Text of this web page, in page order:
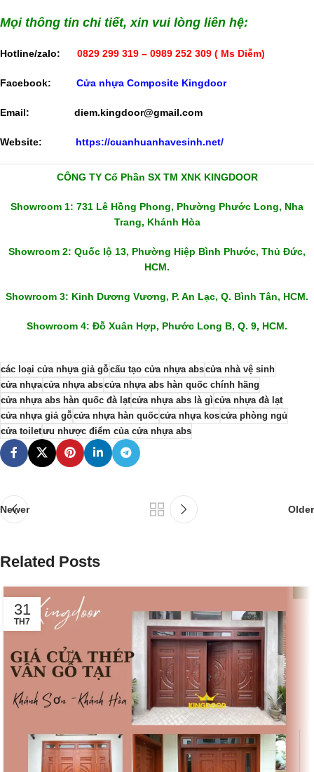
Mọi thông tin chi tiết, xin vui lòng liên hệ:
Hotline/zalo: 0829 299 319 – 0989 252 309 ( Ms Diễm)
Facebook: Cửa nhựa Composite Kingdoor
Email: diem.kingdoor@gmail.com
Website: https://cuanhuanhavesinh.net/
CÔNG TY Cổ Phần SX TM XNK KINGDOOR
Showroom 1: 731 Lê Hồng Phong, Phường Phước Long, Nha
Trang, Khánh Hòa
Showroom 2: Quốc lộ 13, Phường Hiệp Bình Phước, Thủ Đức,
HCM.
Showroom 3: Kinh Dương Vương, P. An Lạc, Q. Bình Tân, HCM.
Showroom 4: Đỗ Xuân Hợp, Phước Long B, Q. 9, HCM.
các loại cửa nhựa giả gỗcấu tạo cửa nhựa abscửa nhà vệ sinh
cửa nhựacửa nhựa abscửa nhựa abs hàn quốc chính hãng
cửa nhựa abs hàn quốc đà lạtcửa nhựa abs là gì cửa nhựa đà lạt
cửa nhựa giả gỗcửa nhựa hàn quốccửa nhựa koscửa phòng ngủ
cửa toiletưu nhược điểm của cửa nhựa abs
Newer Older
Related Posts
31
TH7